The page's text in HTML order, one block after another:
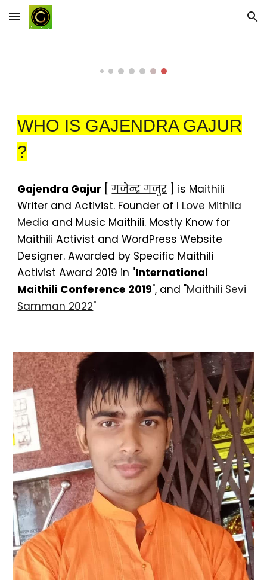
Skip to main content Skip to navigation
WHO IS GAJENDRA GAJUR
?
Gajendra Gajur [गजेन्द्र गजुर
] is Maithili
Writer and Activist. Founder of I Love Mithila
Media and Music Maithili. Mostly Know for
Maithili Activist and WordPress Website
Designer. Awarded by Specific Maithili
Activist Award 2019 in "International
Maithili Conference 2019", and "Maithili Sevi
Samman 2022"